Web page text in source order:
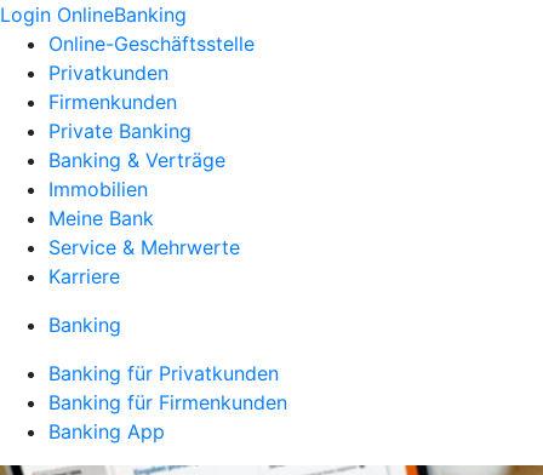
Login OnlineBanking
Online-Geschäftsstelle
Privatkunden
Firmenkunden
Private Banking
Banking & Verträge
Immobilien
Meine Bank
Service & Mehrwerte
Karriere
Banking
Banking für Privatkunden
Banking für Firmenkunden
Banking App